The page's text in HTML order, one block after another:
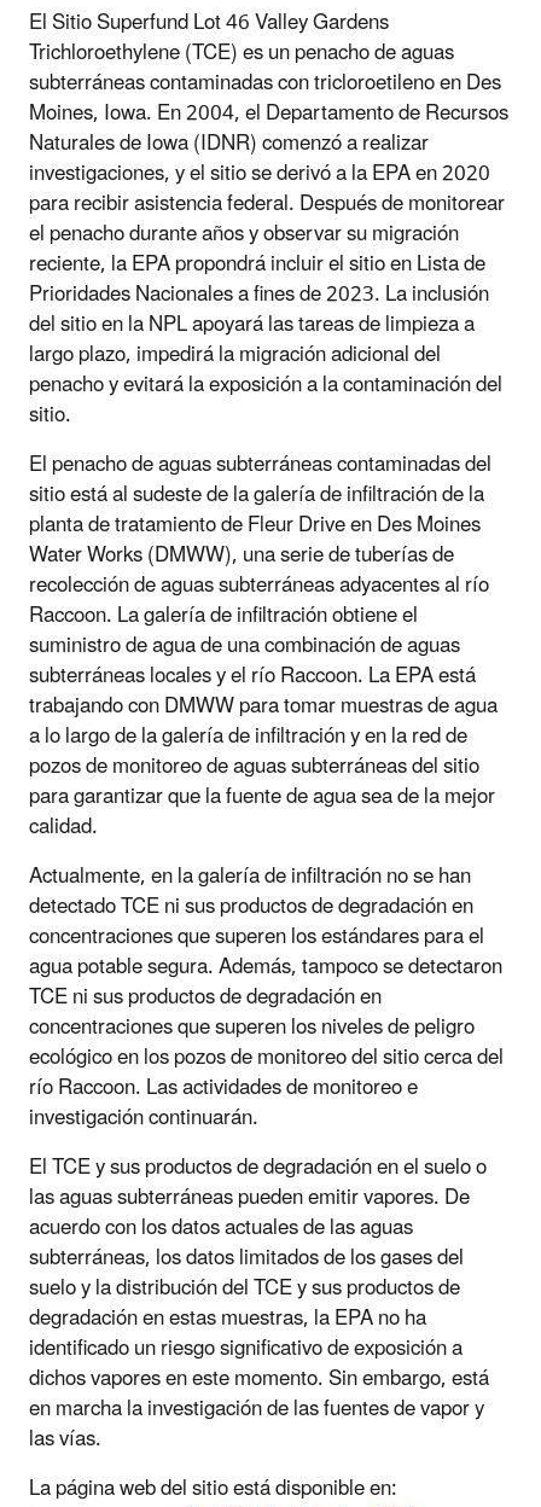
El Sitio Superfund Lot 46 Valley Gardens
Trichloroethylene (TCE) es un penacho de aguas
subterráneas contaminadas con tricloroetileno en Des
Moines, Iowa. En 2004, el Departamento de Recursos
Naturales de Iowa (IDNR) comenzó a realizar
investigaciones, y el sitio se derivó a la EPA en 2020
para recibir asistencia federal. Después de monitorear
el penacho durante años y observar su migración
reciente, la EPA propondrá incluir el sitio en Lista de
Prioridades Nacionales a fines de 2023. La inclusión
del sitio en la NPL apoyará las tareas de limpieza a
largo plazo, impedirá la migración adicional del
penacho y evitará la exposición a la contaminación del
sitio.
El penacho de aguas subterráneas contaminadas del
sitio está al sudeste de la galería de infiltración de la
planta de tratamiento de Fleur Drive en Des Moines
Water Works (DMWW), una serie de tuberías de
recolección de aguas subterráneas adyacentes al río
Raccoon. La galería de infiltración obtiene el
suministro de agua de una combinación de aguas
subterráneas locales y el río Raccoon. La EPA está
trabajando con DMWW para tomar muestras de agua
a lo largo de la galería de infiltración y en la red de
pozos de monitoreo de aguas subterráneas del sitio
para garantizar que la fuente de agua sea de la mejor
calidad.
Actualmente, en la galería de infiltración no se han
detectado TCE ni sus productos de degradación en
concentraciones que superen los estándares para el
agua potable segura. Además, tampoco se detectaron
TCE ni sus productos de degradación en
concentraciones que superen los niveles de peligro
ecológico en los pozos de monitoreo del sitio cerca del
río Raccoon. Las actividades de monitoreo e
investigación continuarán.
El TCE y sus productos de degradación en el suelo o
las aguas subterráneas pueden emitir vapores. De
acuerdo con los datos actuales de las aguas
subterráneas, los datos limitados de los gases del
suelo y la distribución del TCE y sus productos de
degradación en estas muestras, la EPA no ha
identificado un riesgo significativo de exposición a
dichos vapores en este momento. Sin embargo, está
en marcha la investigación de las fuentes de vapor y
las vías.
La página web del sitio está disponible en: